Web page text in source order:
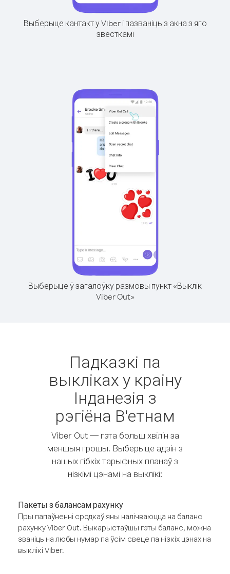
Выберыце кантакт у Viber і пазваніць з акна з яго
звесткамі
Выберыце ў загалоўку размовы пункт «Выклік
Viber Out»
Падказкі па
выкліках у краіну
Інданезія з
рэгіёна В'етнам
Viber Out — гэта больш хвілін за
меншыя грошы. Выберыце адзін з
нашых гібкіх тарыфных планаў з
нізкімі цэнамі на выклікі:
Пакеты з балансам рахунку
Пры папаўненні сродкаў яны налічваюцца на баланс
рахунку Viber Out. Выкарыстаўшы гэты баланс, можна
званіць на любы нумар па ўсім свеце па нізкіх цэнах на
выклікі Viber.